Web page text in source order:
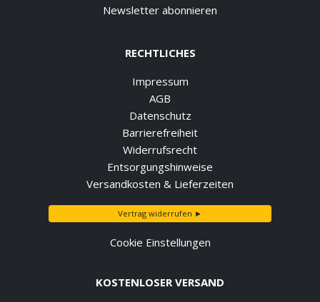
Newsletter abonnieren
RECHTLICHES
Impressum
AGB
Datenschutz
Barrierefreiheit
Widerrufsrecht
Entsorgungshinweise
Versandkosten & Lieferzeiten
Vertrag widerrufen ►
Cookie Einstellungen
KOSTENLOSER VERSAND